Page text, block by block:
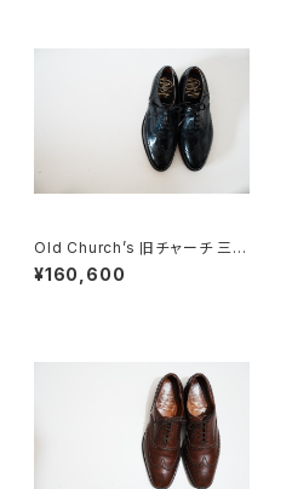
Old Church’s 旧チャーチ 三都
市 HICKSTEAD 65G DEADS
TOCK
¥160,600